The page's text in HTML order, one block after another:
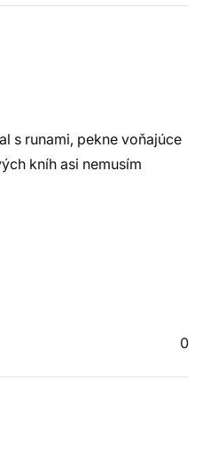
s runami, pekne voňajúce
kníh asi nemusím
0